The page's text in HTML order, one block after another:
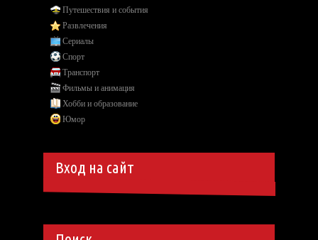
Путешествия и события
Развлечения
Сериалы
Спорт
Транспорт
Фильмы и анимация
Хобби и образование
Юмор
Вход на сайт